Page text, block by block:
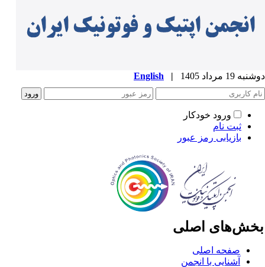
19 مرداد 1405 |
English
ورود خودکار
ثبت نام
بازیابی رمز عبور
اصلی
صفحه اصلی
آشنایی با انجمن